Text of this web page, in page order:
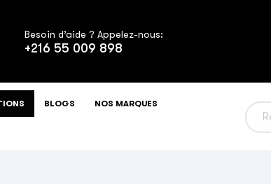
Besoin d’aide ? Appelez-nous:
+216 55 009 898
BLOGS NOS MARQUES